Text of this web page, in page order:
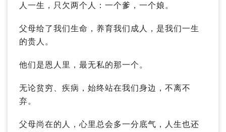
人一生，只欠两个人：一个爹，一个娘。
父母给了我们生命，养育我们成人，是我们一生
的贵人。
他们是恩人里，最无私的那一个。
无论贫穷、疾病，始终站在我们身边，不离不
弃。
父母尚在的人，心里总会多一分底气，人生也还